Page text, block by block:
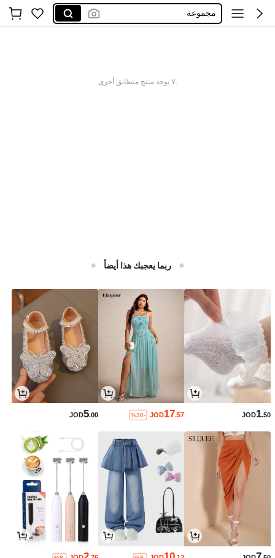
مجموعة
.لا يوجد منتج متطابق أخرى
ربما يعجبك هذا أيضاً
JOD1.50
JOD17.57
%30-
JOD5.00